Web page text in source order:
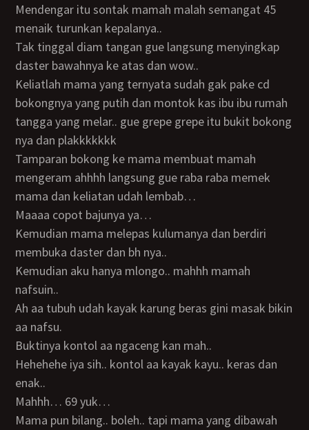
Mendengar itu sontak mamah malah semangat 45
menaik turunkan kepalanya..
Tak tinggal diam tangan gue langsung menyingkap
daster bawahnya ke atas dan wow..
Keliatlah mama yang ternyata sudah gak pake cd
bokongnya yang putih dan montok kas ibu ibu rumah
tangga yang melar.. gue grepe grepe itu bukit bokong
nya dan plakkkkkkk
Tamparan bokong ke mama membuat mamah
mengeram ahhhh langsung gue raba raba memek
mama dan keliatan udah lembab…
Maaaa copot bajunya ya…
Kemudian mama melepas kulumanya dan berdiri
membuka daster dan bh nya..
Kemudian aku hanya mlongo.. mahhh mamah
nafsuin..
Ah aa tubuh udah kayak karung beras gini masak bikin
aa nafsu.
Buktinya kontol aa ngaceng kan mah..
Hehehehe iya sih.. kontol aa kayak kayu.. keras dan
enak..
Mahhh… 69 yuk…
Mama pun bilang.. boleh.. tapi mama yang dibawah